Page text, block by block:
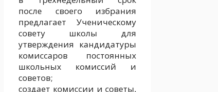
после своего избрания
предлагает Ученическому
совету школы для
утверждения кандидатуры
комиссаров постоянных
школьных комиссий и
советов;
создает комиссии и советы,